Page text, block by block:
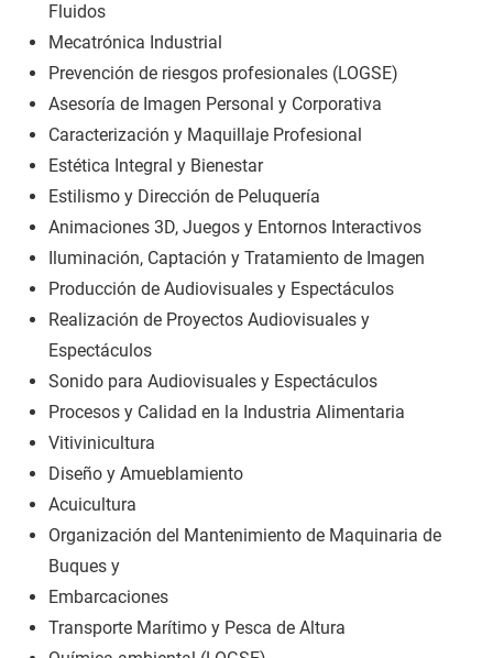
Fluidos
Mecatrónica Industrial
Prevención de riesgos profesionales (LOGSE)
Asesoría de Imagen Personal y Corporativa
Caracterización y Maquillaje Profesional
Estética Integral y Bienestar
Estilismo y Dirección de Peluquería
Animaciones 3D, Juegos y Entornos Interactivos
Iluminación, Captación y Tratamiento de Imagen
Producción de Audiovisuales y Espectáculos
Realización de Proyectos Audiovisuales y
Espectáculos
Sonido para Audiovisuales y Espectáculos
Procesos y Calidad en la Industria Alimentaria
Vitivinicultura
Diseño y Amueblamiento
Acuicultura
Organización del Mantenimiento de Maquinaria de
Buques y
Embarcaciones
Transporte Marítimo y Pesca de Altura